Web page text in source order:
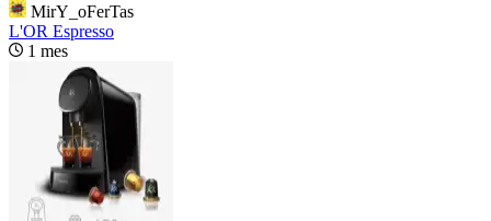
MirY_oFerTas
L'OR Espresso
1 mes